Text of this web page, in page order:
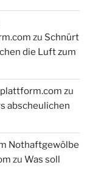
zu Schnürt
die Luft zum
zu
abscheulichen
Nothaftgewölbe
zu Was soll